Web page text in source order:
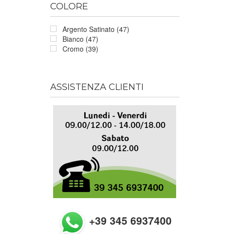
COLORE
Argento Satinato (47)
Bianco (47)
Cromo (39)
ASSISTENZA CLIENTI
+39 345 6937400